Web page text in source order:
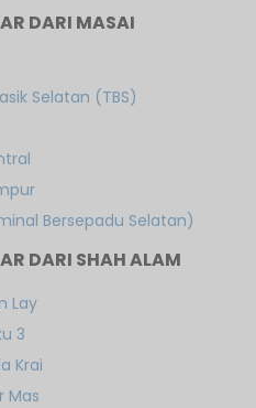
DARI MASAI
Selatan (TBS)
Bersepadu Selatan)
DARI SHAH ALAM
Lay
3
Krai
Mas